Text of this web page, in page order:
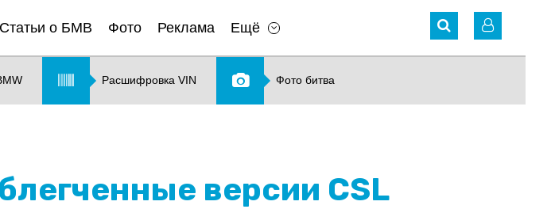
Статьи о БМВ Фото Реклама Ещё
Расшифровка VIN Фото битва
версии CSL